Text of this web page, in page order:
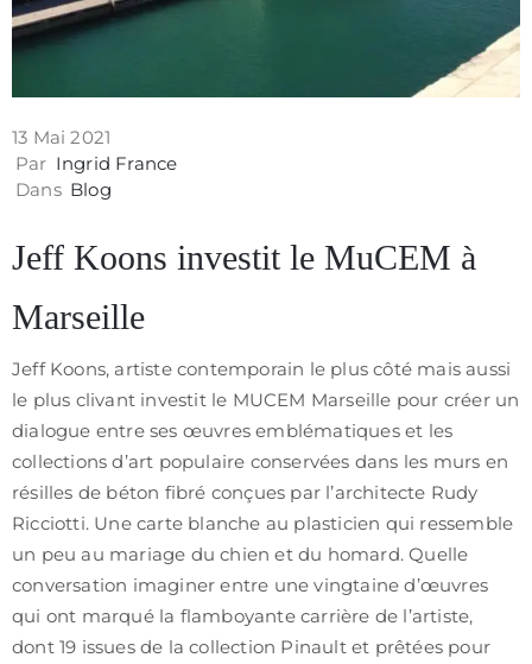
13 Mai 2021
Par Ingrid France
Dans Blog
Jeff Koons investit le MuCEM à
Marseille
Jeff Koons, artiste contemporain le plus côté mais aussi
le plus clivant investit le MUCEM Marseille pour créer un
dialogue entre ses œuvres emblématiques et les
collections d’art populaire conservées dans les murs en
résilles de béton fibré conçues par l’architecte Rudy
Ricciotti. Une carte blanche au plasticien qui ressemble
un peu au mariage du chien et du homard. Quelle
conversation imaginer entre une vingtaine d’œuvres
qui ont marqué la flamboyante carrière de l’artiste,
dont 19 issues de la collection Pinault et prêtées pour